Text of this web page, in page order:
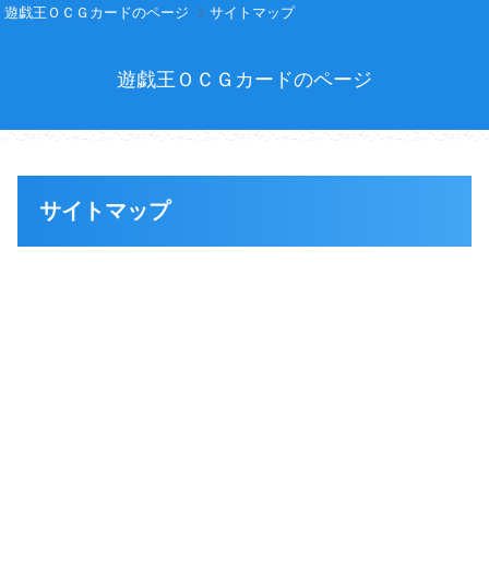
遊戯王ＯＣＧカードのページ サイトマップ
遊戯王ＯＣＧカードのページ
サイトマップ